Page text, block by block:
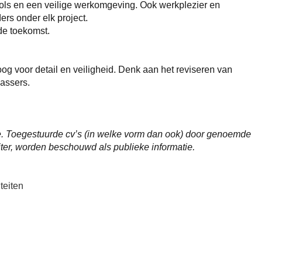
en een veilige werkomgeving. Ook werkplezier en
onder elk project.
toekomst.
voor detail en veiligheid. Denk aan het reviseren van
cv’s (in welke vorm dan ook) door genoemde
worden beschouwd als publieke informatie.